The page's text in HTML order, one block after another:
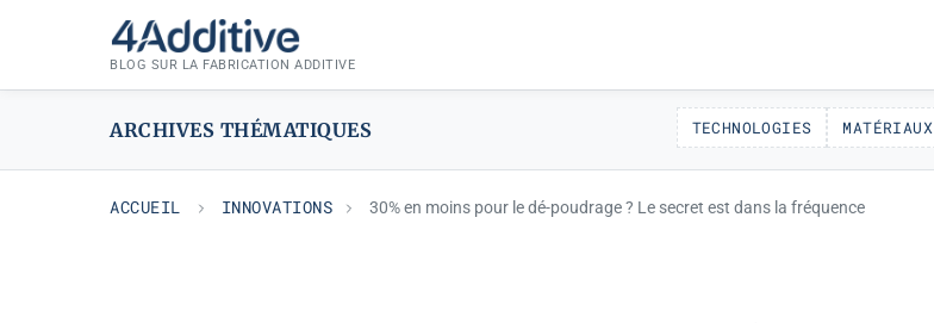
BLOG SUR LA FABRICATION ADDITIVE
ARCHIVES THÉMATIQUES TECHNOLOGIES MATÉRIAUX
ACCUEIL INNOVATIONS 30% en moins pour le dé-poudrage ? Le secret est dans la fréquence
INNOVATIONS